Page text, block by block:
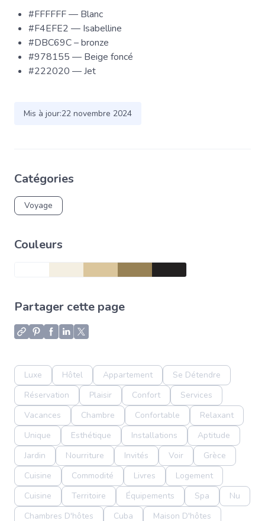
#FFFFFF — Blanc
#F4EFE2 — Isabelline
#DBC69C – bronze
#978155 — Beige foncé
#222020 — Jet
Mis à jour:22 novembre 2024
Catégories
Voyage
Couleurs
Partager cette page
Luxe Hôtel Appartement
Se Détendre
Réservation
Plaisir Confort
Services
Vacances
Chambre Confortable
Relaxant
Unique
Esthétique Installations
Aptitude
Jardin
Nourriture Invités Voir
Grèce
Cuisine
Commodité Livres
Logement
Cuisine
Territoire Équipements Spa
Nu
Chambres D'hôtes
Cuba Maison D'hôtes